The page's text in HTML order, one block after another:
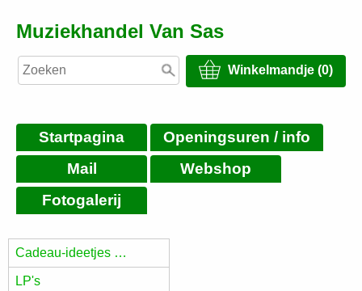
Muziekhandel Van Sas
Winkelmandje (0)
Startpagina
Openingsuren / info
Mail
Webshop
Fotogalerij
Cadeau-ideetjes …
LP's